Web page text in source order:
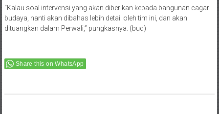
“Kalau soal intervensi yang akan diberikan kepada bangunan cagar
budaya, nanti akan dibahas lebih detail oleh tim ini, dan akan
dituangkan dalam Perwali,” pungkasnya. (bud)
Share this on WhatsApp